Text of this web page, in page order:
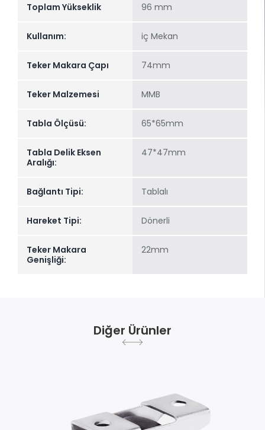
Toplam Yükseklik 96 mm
Kullanım: iç Mekan
Teker Makara Çapı 74mm
Teker Malzemesi MMB
Tabla Ölçüsü: 65*65mm
Tabla Delik Eksen
Aralığı:
47*47mm
Bağlantı Tipi: Tablalı
Hareket Tipi: Dönerli
Teker Makara
Genişliği:
22mm
Diğer Ürünler